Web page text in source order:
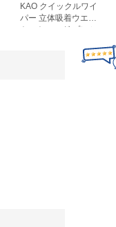
KAO クイックルワイ
パー 立体吸着ウエッ
トストロング プレミ